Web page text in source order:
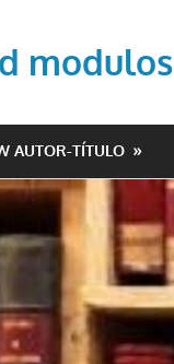
modulos
AUTOR-TÍTULO